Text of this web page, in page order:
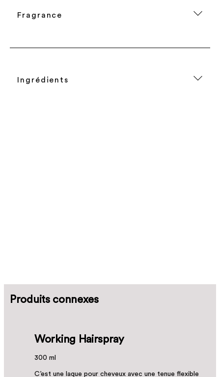
Fragrance
Ingrédients
Produits connexes
Working Hairspray
300 ml
C’est une laque pour cheveux avec une tenue flexible